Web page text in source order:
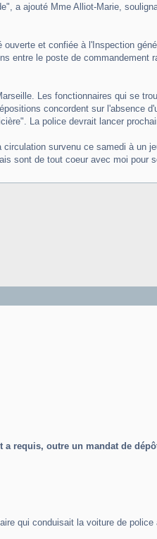
a ajouté Mme Alliot-Marie,
et confiée à l'Inspection
entre le poste de
Les fonctionnaires qui se
concordent sur l'absence
La police devrait lancer
survenu ce samedi à un
sont de tout coeur avec moi pour
requis, outre un mandat de
qui conduisait la voiture de